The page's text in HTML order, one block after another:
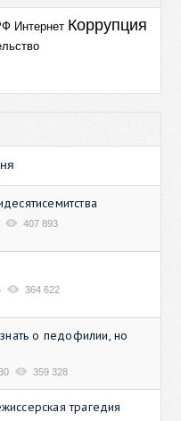
Интернет Коррупция
407 893
364 622
о педофилии, но
359 328
трагедия